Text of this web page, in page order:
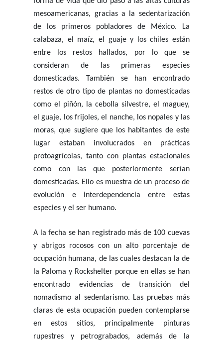
mesoamericanas, gracias a la sedentarización
de los primeros pobladores de México. La
calabaza, el maíz, el guaje y los chiles están
entre los restos hallados, por lo que se
consideran de las primeras especies
domesticadas. También se han encontrado
restos de otro tipo de plantas no domesticadas
como el piñón, la cebolla silvestre, el maguey,
el guaje, los frijoles, el nanche, los nopales y las
moras, que sugiere que los habitantes de este
lugar estaban involucrados en prácticas
protoagrícolas, tanto con plantas estacionales
como con las que posteriormente serían
domesticadas. Ello es muestra de un proceso de
evolución e interdependencia entre estas
especies y el ser humano.
A la fecha se han registrado más de 100 cuevas
y abrigos rocosos con un alto porcentaje de
ocupación humana, de las cuales destacan la de
la Paloma y Rockshelter porque en ellas se han
encontrado evidencias de transición del
nomadismo al sedentarismo. Las pruebas más
claras de esta ocupación pueden contemplarse
en estos sitios, principalmente pinturas
rupestres y petrograbados, además de la